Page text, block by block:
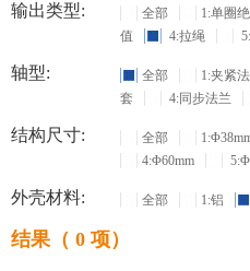
输出类型: 全部 1:单圈
值
4:拉绳
轴型: 全部 1:夹紧
套
4:同步法兰
结构尺寸: 全部
4:Φ60mm
外壳材料: 全部 1:铝
结果（ 0 项）